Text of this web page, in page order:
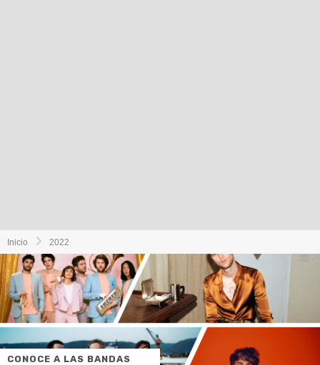
Inicio 2022
CONOCE A LAS BANDAS